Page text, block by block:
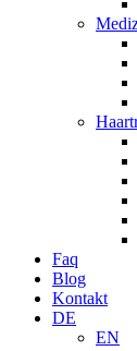
Faq
Blog
Kontakt
DE
EN